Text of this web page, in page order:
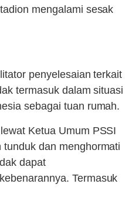
mengalami sesak
penyelesaian terkait
termasuk dalam situasi
sebagai tuan rumah.
Ketua Umum PSSI
dan menghormati
dapat
Termasuk